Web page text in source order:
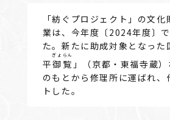
「紡ぐプロジェクト」の文
業は、今年度〔2024年度〕
た。新たに助成対象となった
平御覧
ぎょらん
」（京都・東福寺蔵
のもとから修理所に運ばれ、
トした。